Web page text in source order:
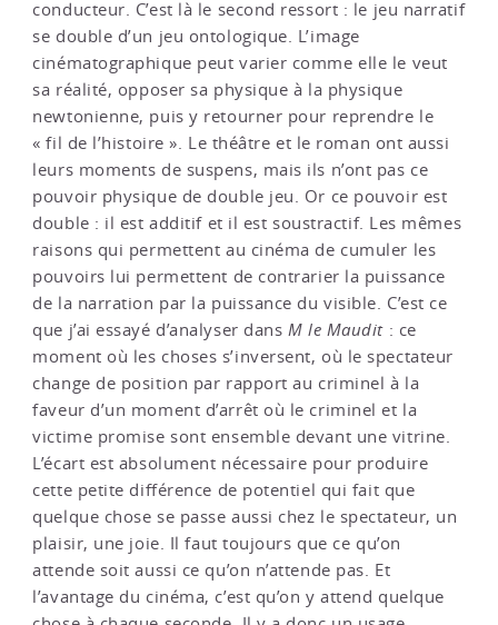
conducteur. C’est là le second ressort : le jeu narratif
se double d’un jeu ontologique. L’image
cinématographique peut varier comme elle le veut
sa réalité, opposer sa physique à la physique
newtonienne, puis y retourner pour reprendre le
« fil de l’histoire ». Le théâtre et le roman ont aussi
leurs moments de suspens, mais ils n’ont pas ce
pouvoir physique de double jeu. Or ce pouvoir est
double : il est additif et il est soustractif. Les mêmes
raisons qui permettent au cinéma de cumuler les
pouvoirs lui permettent de contrarier la puissance
de la narration par la puissance du visible. C’est ce
que j’ai essayé d’analyser dans M le Maudit : ce
moment où les choses s’inversent, où le spectateur
change de position par rapport au criminel à la
faveur d’un moment d’arrêt où le criminel et la
victime promise sont ensemble devant une vitrine.
L’écart est absolument nécessaire pour produire
cette petite différence de potentiel qui fait que
quelque chose se passe aussi chez le spectateur, un
plaisir, une joie. Il faut toujours que ce qu’on
attende soit aussi ce qu’on n’attende pas. Et
l’avantage du cinéma, c’est qu’on y attend quelque